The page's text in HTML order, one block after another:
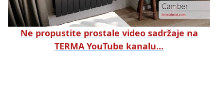
Ne propustite prostale video sadržaje na
TERMA YouTube kanalu...